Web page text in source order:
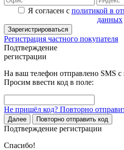
Я согласен с политикой в
данных
Зарегистрироваться
Регистрация частного покупателя
Подтверждение
регистрации
На ваш телефон отправлено SMS
Просим ввести код в поле:
Не пришёл код? Повторно
Далее Повторно отправить код
Подтверждение регистрации
Спасибо!